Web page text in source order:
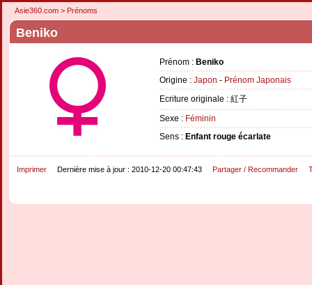
Asie360.com > Prénoms
Beniko
Prénom : Beniko
Origine : Japon - Prénom Japonais
Ecriture originale : 紅子
Sexe : Féminin
Sens : Enfant rouge écarlate
Imprimer Dernière mise à jour : 2010-12-20 00:47:43 Partager / Recommander